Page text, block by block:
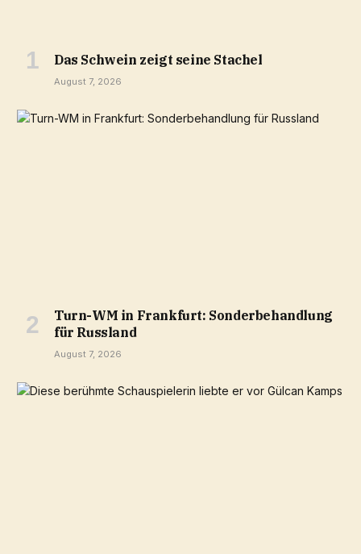
Das Schwein zeigt seine Stachel
August 7, 2026
Turn-WM in Frankfurt: Sonderbehandlung
für Russland
August 7, 2026